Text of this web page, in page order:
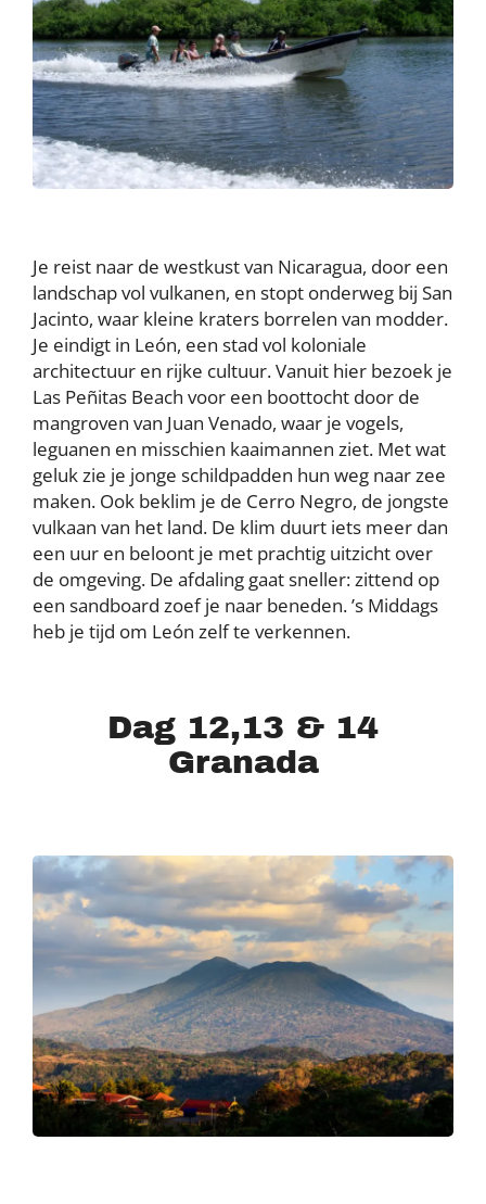
Je reist naar de westkust van Nicaragua, door een
landschap vol vulkanen, en stopt onderweg bij San
Jacinto, waar kleine kraters borrelen van modder.
Je eindigt in León, een stad vol koloniale
architectuur en rijke cultuur. Vanuit hier bezoek je
Las Peñitas Beach voor een boottocht door de
mangroven van Juan Venado, waar je vogels,
leguanen en misschien kaaimannen ziet. Met wat
geluk zie je jonge schildpadden hun weg naar zee
maken. Ook beklim je de Cerro Negro, de jongste
vulkaan van het land. De klim duurt iets meer dan
een uur en beloont je met prachtig uitzicht over
de omgeving. De afdaling gaat sneller: zittend op
een sandboard zoef je naar beneden. ’s Middags
heb je tijd om León zelf te verkennen.
Dag 12,13 & 14
Granada